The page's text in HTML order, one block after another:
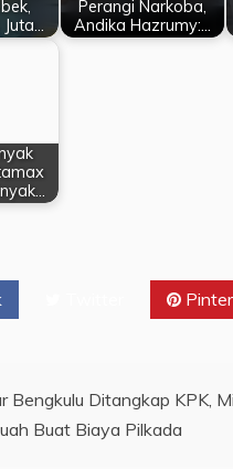
Juta…
Perangi Narkoba,
Andika Hazrumy:…
Bengkulu Ditangkap KPK,
Buat Biaya Pilkada